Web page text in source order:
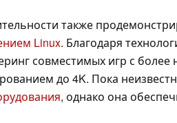
также
Linux. Благодаря
совместимых игр с
до 4K. Пока
, однако она